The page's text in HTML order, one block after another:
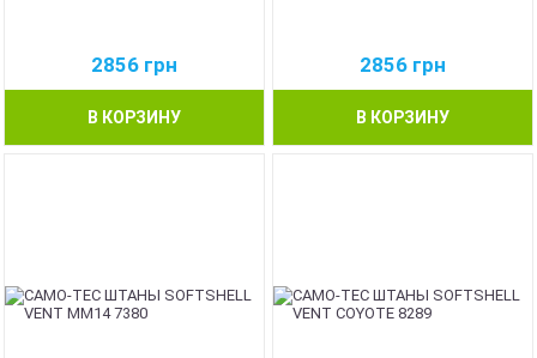
2856 грн
В КОРЗИНУ
2856 грн
В КОРЗИНУ